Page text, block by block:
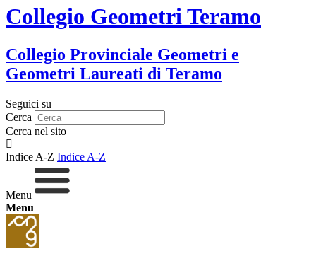
Collegio Geometri Teramo
Collegio Provinciale Geometri e
Geometri Laureati di Teramo
Seguici su
Cerca
Cerca nel sito
Indice A-Z Indice A-Z
Menu
Menu